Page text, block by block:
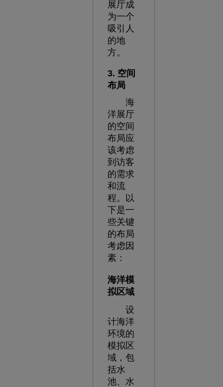
展厅成
为一个
吸引人
的地
方。
3. 空间
布局
海
洋展厅
的空间
布局应
该考虑
到访客
的需求
和流
程。以
下是一
些关键
的布局
考虑因
素：
海洋模
拟区域
设
计海洋
环境的
模拟区
域，包
括水
池、水